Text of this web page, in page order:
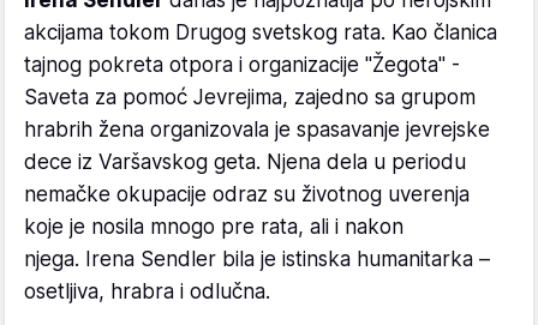
akcijama tokom Drugog svetskog rata. Kao članica
tajnog pokreta otpora i organizacije "Žegota" -
Saveta za pomoć Jevrejima, zajedno sa grupom
hrabrih žena organizovala je spasavanje jevrejske
dece iz Varšavskog geta. Njena dela u periodu
nemačke okupacije odraz su životnog uverenja
koje je nosila mnogo pre rata, ali i nakon
njega. Irena Sendler bila je istinska humanitarka –
osetljiva, hrabra i odlučna.